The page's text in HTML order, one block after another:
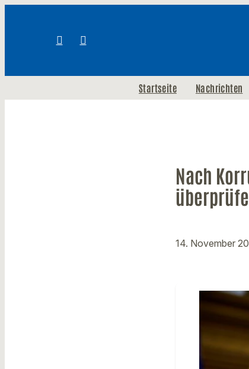
Startseite Nachrichten
Nach
14. November